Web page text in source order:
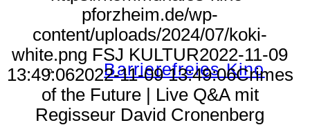
Barrierefreies Kino
pforzheim.de/wp-
content/uploads/2024/07/koki-
white.png FSJ KULTUR2022-11-09
13:49:062022-11-09 13:49:06Crimes
of the Future | Live Q&A mit
Regisseur David Cronenberg